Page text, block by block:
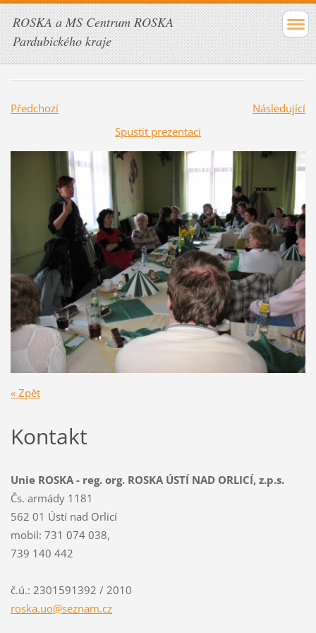
ROSKA a MS Centrum ROSKA
Pardubického kraje
Předchozí
Následující
Spustit prezentaci
« Zpět
Kontakt
Unie ROSKA - reg. org. ROSKA ÚSTÍ NAD ORLICÍ, z.p.s.
Čs. armády 1181
562 01 Ústí nad Orlicí
mobil: 731 074 038,
739 140 442
č.ú.: 2301591392 / 2010
roska.uo@seznam.cz